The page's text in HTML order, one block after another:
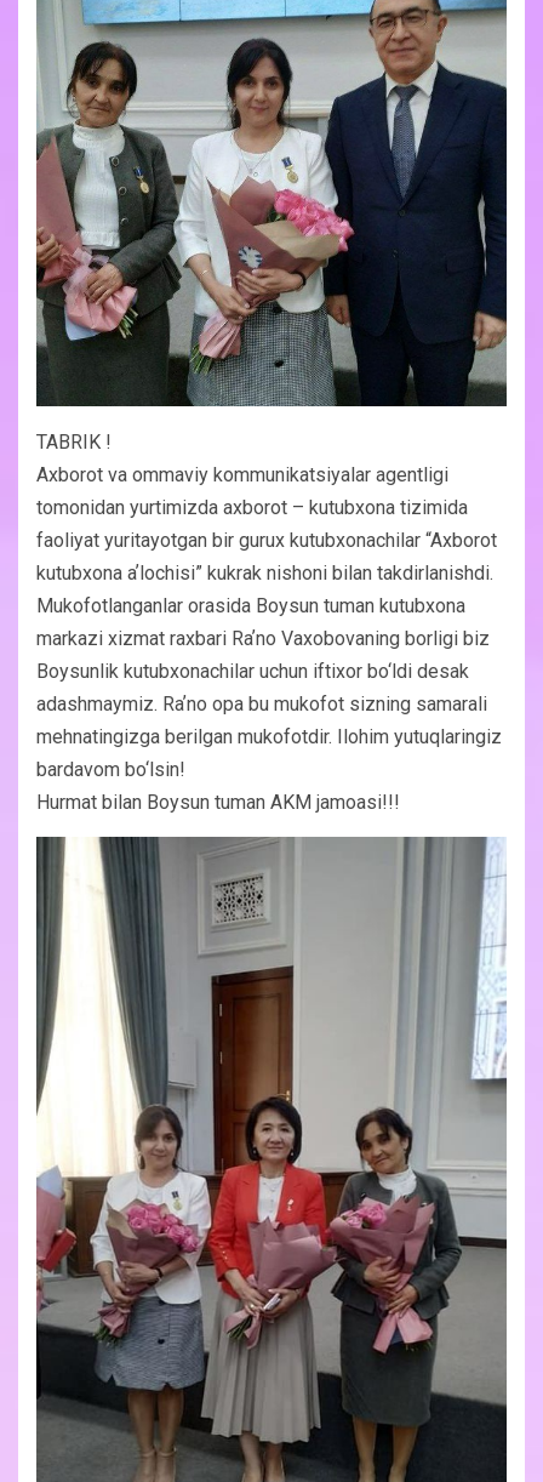
TABRIK !
Axborot va ommaviy kommunikatsiyalar agentligi
tomonidan yurtimizda axborot – kutubxona tizimida
faoliyat yuritayotgan bir gurux kutubxonachilar “Axborot
kutubxona aʼlochisi” kukrak nishoni bilan takdirlanishdi.
Mukofotlanganlar orasida Boysun tuman kutubxona
markazi xizmat raxbari Raʼno Vaxobovaning borligi biz
Boysunlik kutubxonachilar uchun iftixor bo‘ldi desak
adashmaymiz. Raʼno opa bu mukofot sizning samarali
mehnatingizga berilgan mukofotdir. Ilohim yutuqlaringiz
bardavom bo‘lsin!
Hurmat bilan Boysun tuman AKM jamoasi!!!